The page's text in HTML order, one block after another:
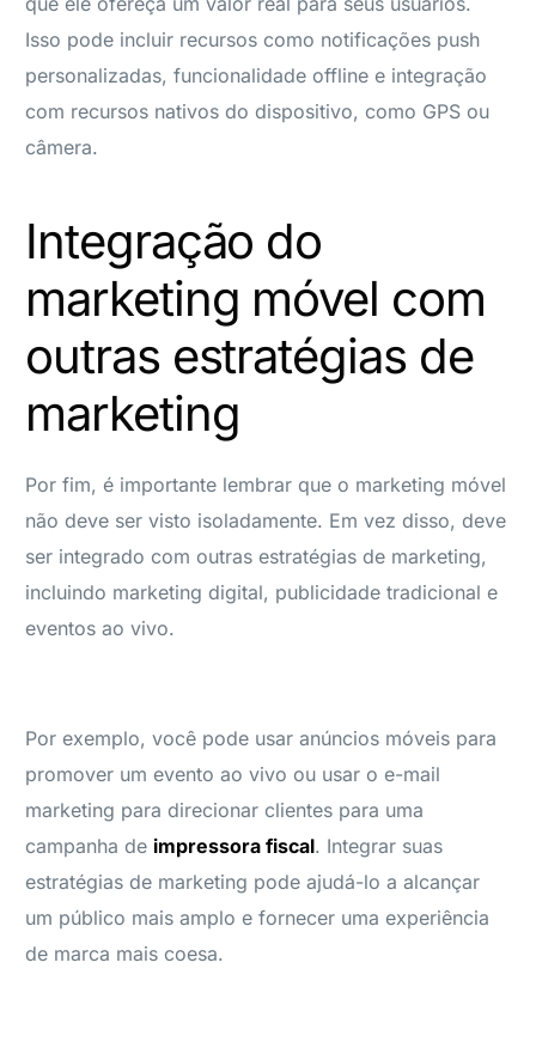
Isso pode incluir recursos como notificações push
personalizadas, funcionalidade offline e integração
com recursos nativos do dispositivo, como GPS ou
câmera.
Integração do
marketing móvel com
outras estratégias de
marketing
Por fim, é importante lembrar que o marketing móvel
não deve ser visto isoladamente. Em vez disso, deve
ser integrado com outras estratégias de marketing,
incluindo marketing digital, publicidade tradicional e
eventos ao vivo.
Por exemplo, você pode usar anúncios móveis para
promover um evento ao vivo ou usar o e-mail
marketing para direcionar clientes para uma
campanha de impressora fiscal. Integrar suas
estratégias de marketing pode ajudá-lo a alcançar
um público mais amplo e fornecer uma experiência
de marca mais coesa.